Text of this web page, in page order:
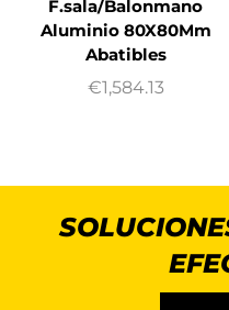
F.sala/Balonmano
Aluminio 80X80Mm
Abatibles
€1,584.13